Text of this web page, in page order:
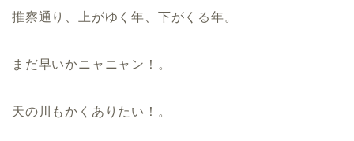
推察通り、上がゆく年、下がくる年。
まだ早いかニャニャン！。
天の川もかくありたい！。